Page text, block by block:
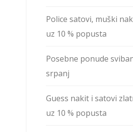
Police satovi, muški
uz 10 % popusta
Posebne ponude
srpanj
Guess nakit i satovi
uz 10 % popusta